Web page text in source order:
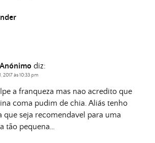
Anónimo diz:
2017 às 10:33 pm
a franqueza mas nao acredito que
coma pudim de chia. Aliás tenho
que seja recomendavel para uma
tão pequena…